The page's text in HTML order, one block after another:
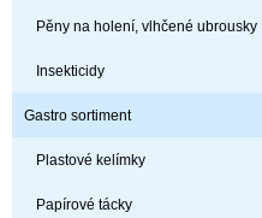
Pěny na holení, vlhčené ubrousky
Insekticidy
Gastro sortiment
Plastové kelímky
Papírové tácky